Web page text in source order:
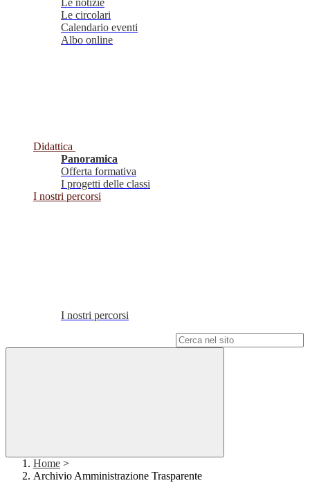
Le notizie
Le circolari
Calendario eventi
Albo online
Didattica
Panoramica
Offerta formativa
I progetti delle classi
I nostri percorsi
I nostri percorsi
Home >
Archivio Amministrazione Trasparente